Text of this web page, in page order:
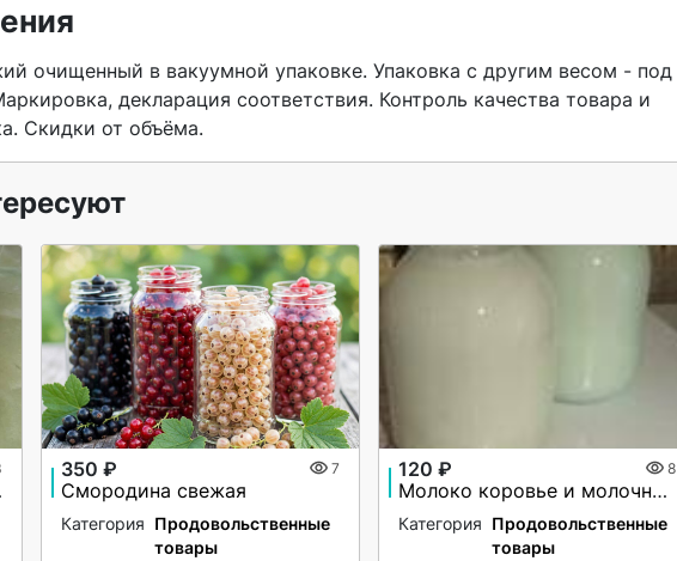
декларация соответствия. Контроль качества товара и
Скидки от объёма.
350 ₽ 7
Смородина свежая
Категория Продовольственные
товары
120 ₽ 8
Молоко коровье и молочные продукты
Категория Продовольственные
товары